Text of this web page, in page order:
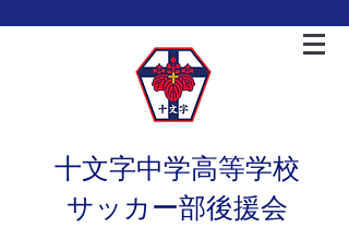
十文字中学高等学校
サッカー部後援会